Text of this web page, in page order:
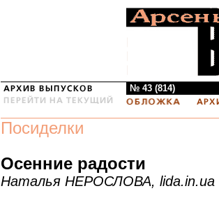
№ 43 (814)
Посиделки
Осенние радости
Наталья НЕРОСЛОВА, lida.in.ua